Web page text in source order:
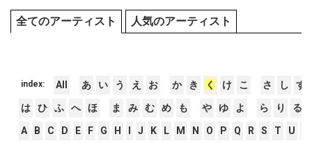
全てのアーティスト 人気のアーティスト
index: All あ い う え お か き く け こ さ し す
は ひ ふ へ ほ ま み む め も や ゆ よ ら り る
A B C D E F G H J K L M N O P Q R S T U